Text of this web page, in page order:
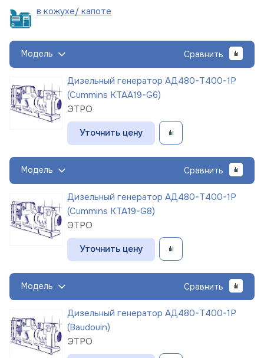
в кожухе/ капоте
Модель Сравнить
Дизельный генератор АД480-Т400-1Р
(Cummins KTAA19-G6)
ЭТРО
Уточнить цену
Модель Сравнить
Дизельный генератор АД480-Т400-1Р
(Cummins KTA19-G8)
ЭТРО
Уточнить цену
Модель Сравнить
Дизельный генератор АД480-Т400-1Р
(Baudouin)
ЭТРО